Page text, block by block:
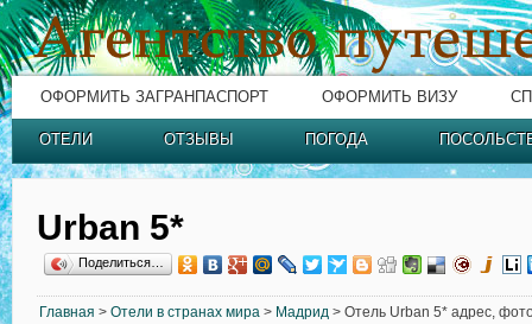
ОФОРМИТЬ ЗАГРАНПАСПОРТ ОФОРМИТЬ ВИЗУ
ОТЕЛИ ОТЗЫВЫ ПОГОДА
Urban 5*
Поделиться…
Главная > Отели в странах мира > Мадрид > Отель Urban 5* адрес,